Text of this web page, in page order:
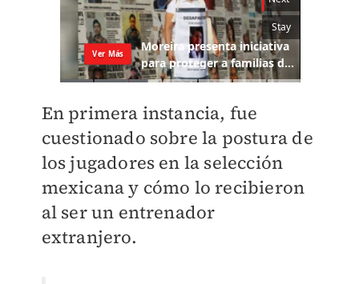
En primera instancia, fue
cuestionado sobre la postura de
los jugadores en la selección
mexicana y cómo lo recibieron
al ser un entrenador
extranjero.